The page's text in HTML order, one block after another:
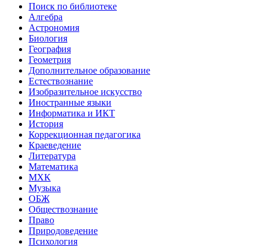
Поиск по библиотеке
Алгебра
Астрономия
Биология
География
Геометрия
Дополнительное образование
Естествознание
Изобразительное искусство
Иностранные языки
Информатика и ИКТ
История
Коррекционная педагогика
Краеведение
Литература
Математика
МХК
Музыка
ОБЖ
Обществознание
Право
Природоведение
Психология